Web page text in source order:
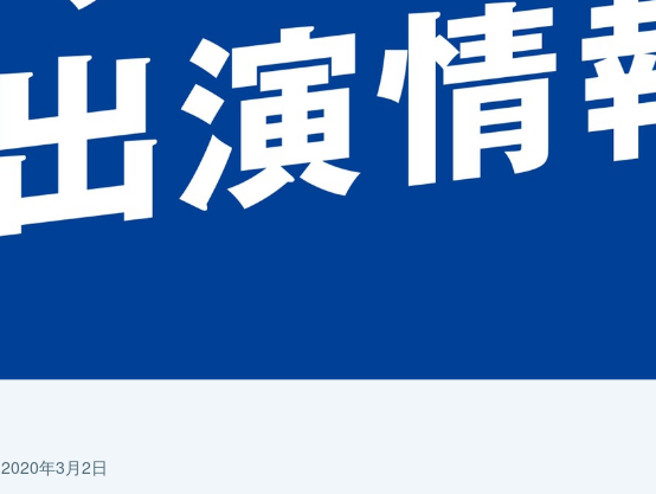
2020年3月2日